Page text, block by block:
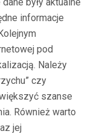
informacje
pod
Należy
czy
szanse
Również warto
jej